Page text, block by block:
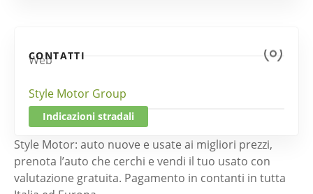
CONTATTI
Web
Style Motor Group
Indicazioni stradali
Style Motor: auto nuove e usate ai migliori prezzi,
prenota l’auto che cerchi e vendi il tuo usato con
valutazione gratuita. Pagamento in contanti in tutta